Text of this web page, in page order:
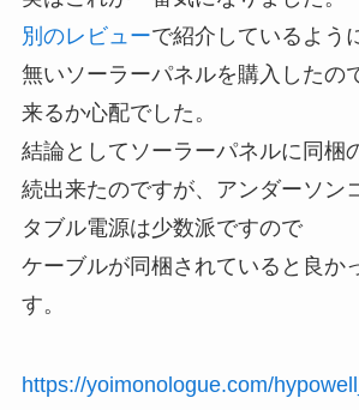
別のレビューで紹介しているよう
無いソーラーパネルを購入したの
来るか心配でした。
結論としてソーラーパネルに同梱
続出来たのですが、アンダーソン
タブル電源は少数派ですので
ケーブルが同梱されていると良か
す。
https://yoimonologue.com/